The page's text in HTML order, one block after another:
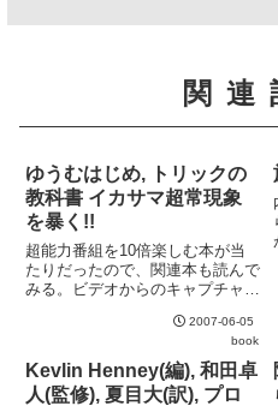
関連
ゆうむはじめ, トリックの
教科書 イカサマ超常現象
を暴く!!
超能力番組を10倍楽しむ本が当
たりだったので、関連本も読んで
みる。ビデオからのキャプチャの
だが、それ以外は文句なくオスス
メできる内容。特に、なかなか公
開しにくい奇術のタネにまで (少
しだけとはいえ) 踏み込んだ...
2007-06-05
book
Kevlin Henney(編), 和田卓
人(監修), 夏目大(訳), プロ